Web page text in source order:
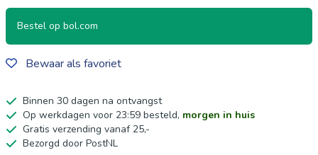
Bestel op bol.com
Bewaar als favoriet
Binnen 30 dagen na ontvangst
Op werkdagen voor 23:59 besteld, morgen in huis
Gratis verzending vanaf 25,-
Bezorgd door PostNL